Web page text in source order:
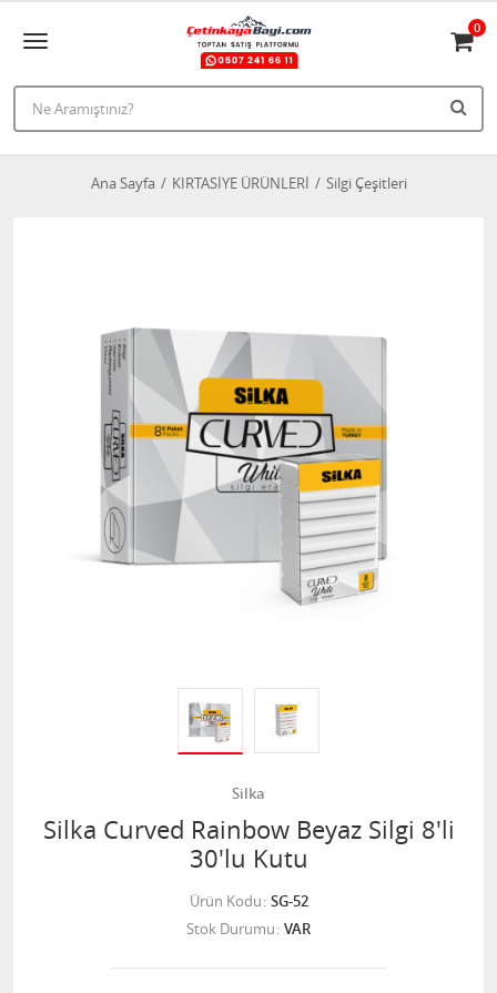
0
Ana Sayfa KIRTASİYE ÜRÜNLERİ Silgi Çeşitleri
Silka
Silka Curved Rainbow Beyaz Silgi 8'li
30'lu Kutu
Ürün Kodu SG-52
Stok Durumu VAR